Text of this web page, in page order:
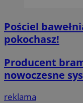
Pościel
pokochasz!
Producent
nowoczesne
reklama